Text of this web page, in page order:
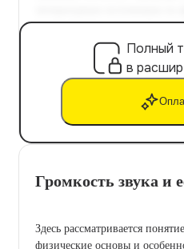
Полный
в
Громкость звука и
Здесь рассматривается
физические основы и